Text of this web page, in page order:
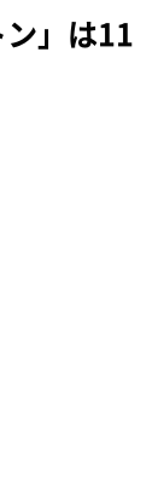
」は11